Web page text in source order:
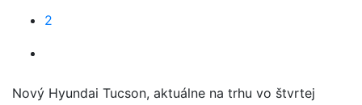
2
Nový Hyundai Tucson, aktuálne na trhu vo štvrtej